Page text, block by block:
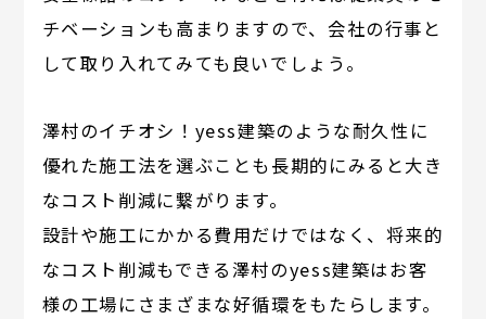
チベーションも高まりますので、会社の行事と
して取り入れてみても良いでしょう。
澤村のイチオシ！yess建築のような耐久性に
優れた施工法を選ぶことも長期的にみると大き
なコスト削減に繋がります。
設計や施工にかかる費用だけではなく、将来的
なコスト削減もできる澤村のyess建築はお客
様の工場にさまざまな好循環をもたらします。